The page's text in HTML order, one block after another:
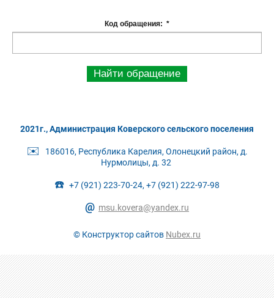
Код обращения: *
Найти обращение
2021г., Администрация Коверского сельского поселения
✉️ 186016, Республика Карелия, Олонецкий район, д.
Нурмолицы, д. 32
☎️ +7 (921) 223-70-24, +7 (921) 222-97-98
@ msu.kovera@yandex.ru
© Конструктор сайтов Nubex.ru